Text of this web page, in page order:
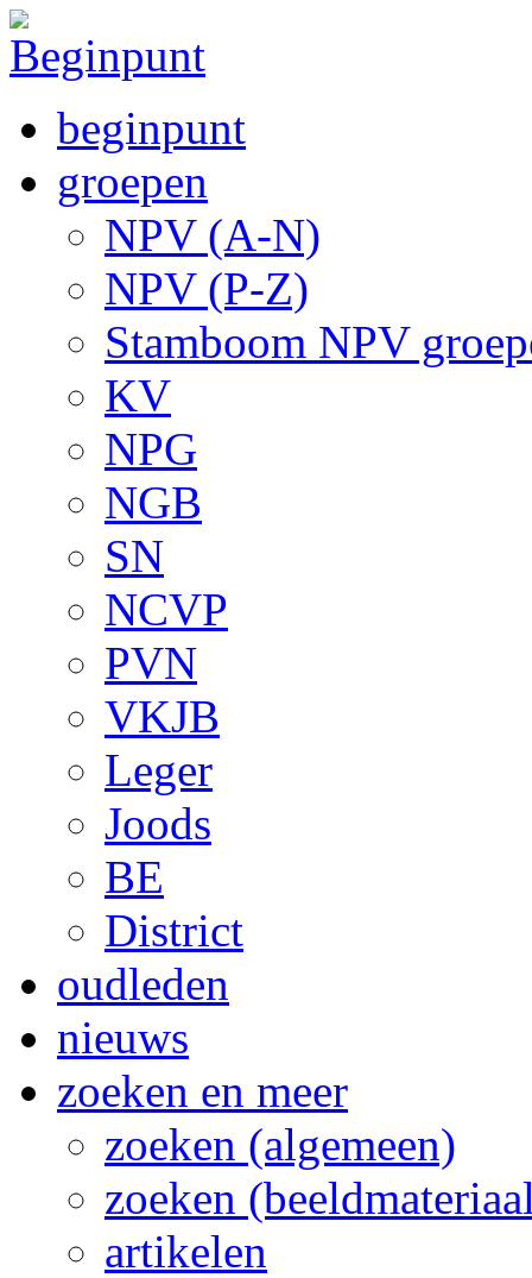
beginpunt
groepen
NPV (A-N)
NPV (P-Z)
Stamboom NPV
KV
NPG
NGB
SN
NCVP
PVN
VKJB
Leger
Joods
BE
District
oudleden
nieuws
zoeken en meer
zoeken (algemeen)
zoeken
artikelen